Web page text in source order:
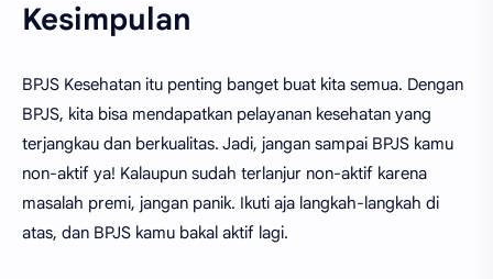
Kesimpulan
BPJS Kesehatan itu penting banget buat kita semua. Dengan
BPJS, kita bisa mendapatkan pelayanan kesehatan yang
terjangkau dan berkualitas. Jadi, jangan sampai BPJS kamu
non-aktif ya! Kalaupun sudah terlanjur non-aktif karena
masalah premi, jangan panik. Ikuti aja langkah-langkah di
atas, dan BPJS kamu bakal aktif lagi.